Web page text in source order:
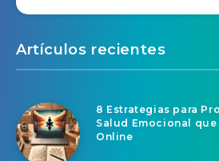
Artículos recientes
8 Estrategias para
Salud Emocional
Online